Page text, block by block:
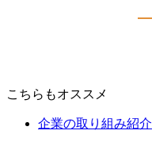
こちらもオススメ
企業の取り組み紹介